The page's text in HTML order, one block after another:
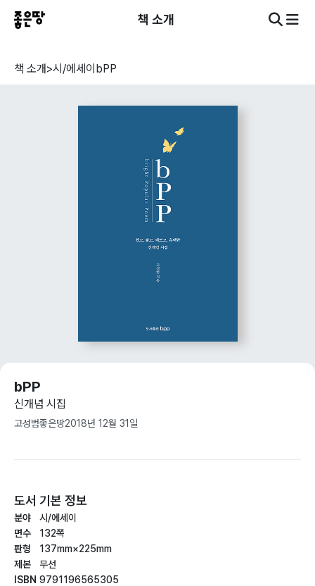
책 소개
책 소개>시/에세이 bPP
bPP
신개념 시집
고성범좋은땅2018년 12월 31일
도서 기본 정보
분야
면수
판형
제본
ISBN
시/에세이
132쪽
137mm×225mm
무선
9791196565305